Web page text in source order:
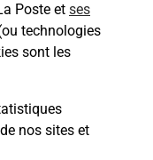
Poste et ses
technologies
sont les
nos sites et
la route